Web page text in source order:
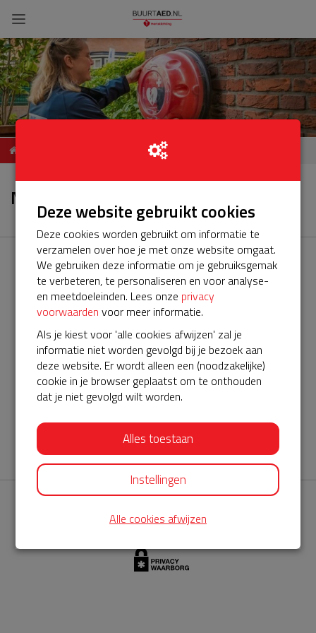
Nieuws
AED360-ProCardio
ServiceBuurtAED wordt aangeboden door de Hartstichting en
AED360-ProCardio. Net als bij BuurtAED is AED360-ProCardio
de leverancier van het servicepakket en ontzorgen zij jou de
komende jaren. AED360-ProCardio is gespecialiseerd in de
levering en het onderhoud van Philips AED’s.
Deze website gebruikt cookies
Deze cookies worden gebruikt om informatie te
verzamelen over hoe je met onze website omgaat.
We gebruiken deze informatie om je gebruiksgemak
te verbeteren, te personaliseren en voor analyse-
en meetdoeleinden. Lees onze privacy
voorwaarden voor meer informatie.
Als je kiest voor 'alle cookies afwijzen' zal je
informatie niet worden gevolgd bij je bezoek aan
deze website. Er wordt alleen een (noodzakelijke)
cookie in je browser geplaatst om te onthouden
dat je niet gevolgd wilt worden.
Alles toestaan
Instellingen
Alle cookies afwijzen